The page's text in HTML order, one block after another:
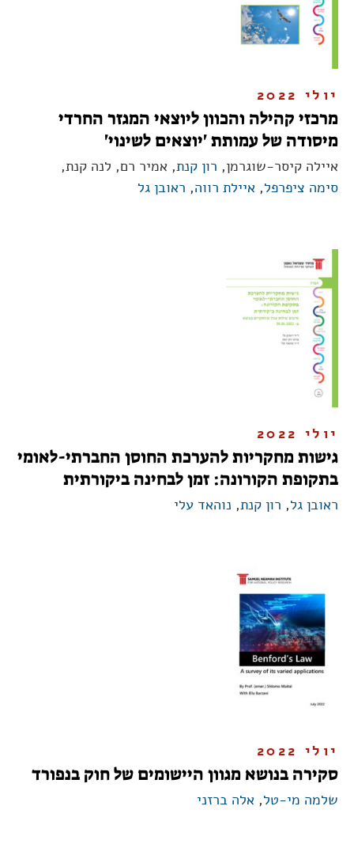
יולי 2022
מרכזי קהילה והכוון ליוצאי המגזר החרדי
מיסודה של עמותת 'יוצאים לשינוי'
איילה קיסר-שוגרמן, רון קנת, אמיר רם, לנה קנת,
סימה ציפרפל, איילת רווה, ראובן גל
יולי 2022
גישות מחקריות להערכת החוסן החברתי-לאומי
בתקופת הקורונה: זמן לבחינה ביקורתית
ראובן גל, רון קנת, נוהאד עלי
יולי 2022
סקירה בנושא מגוון היישומים של חוק בנפורד
שלמה מי-טל, אלה ברזני